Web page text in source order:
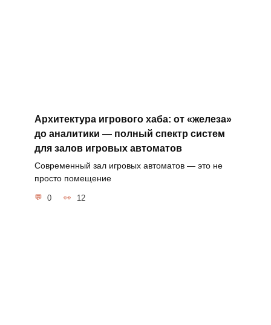
Архитектура игрового хаба: от «железа»
до аналитики — полный спектр систем
для залов игровых автоматов
Современный зал игровых автоматов — это не
просто помещение
0 12